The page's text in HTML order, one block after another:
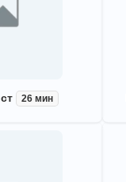
26 мин